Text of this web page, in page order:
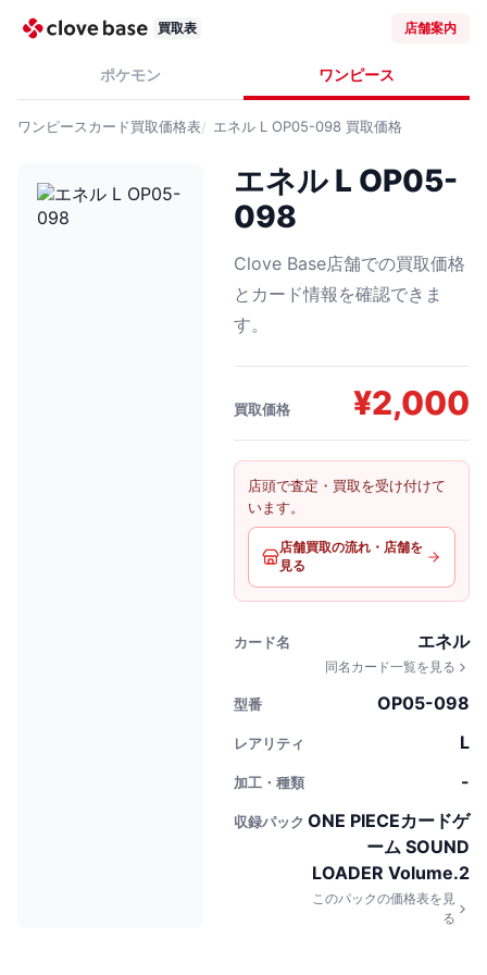
買取表 店舗案内
ポケモン ワンピース
ワンピースカード買取価格表 エネル L OP05-098 買取価格
エネル L OP05-
098
Clove Base店舗での買取価格
とカード情報を確認できま
す。
買取価格 ¥2,000
店頭で査定・買取を受け付けて
います。
店舗買取の流れ・店舗を
見る
カード名 エネル
同名カード一覧を見る
型番 OP05-098
レアリティ L
加工・種類 -
収録パック ONE PIECEカードゲ
ーム SOUND
LOADER Volume.2
このパックの価格表を見
る